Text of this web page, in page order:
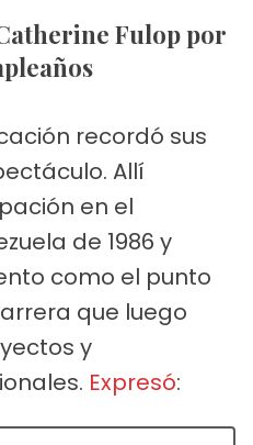
recordó sus
Allí
en el
de 1986 y
como el punto
que luego
y
Expresó: